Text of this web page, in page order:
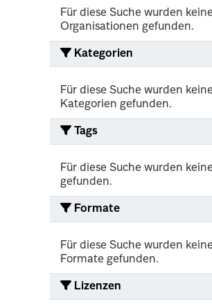
Für diese Suche wurden
Organisationen gefunden.
Kategorien
Für diese Suche wurden
Kategorien gefunden.
Tags
Für diese Suche wurden
gefunden.
Formate
Für diese Suche wurden
Formate gefunden.
Lizenzen